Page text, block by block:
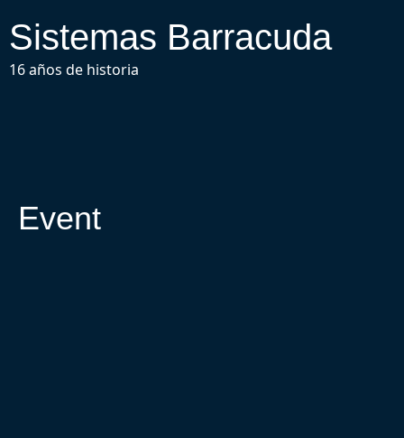
Sistemas Barracuda
16 años de historia
Event